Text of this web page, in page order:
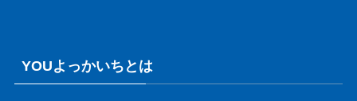
YOUよっかいちとは